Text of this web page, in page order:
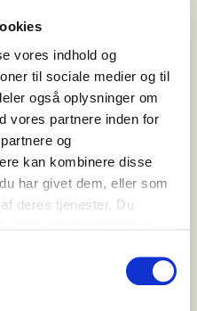
vores indhold og
til sociale medier og til
også oplysninger om
vores partnere inden for
og
kan kombinere disse
har givet dem, eller som
deres tjenester. Du
på
ikke blot
der gradvist er
arbejde
materialer og
ligger få meter
– i dag med udsigt til
Dengang fungerede